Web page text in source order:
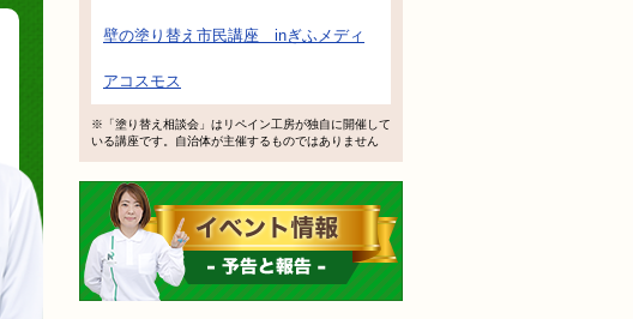
壁の塗り替え市民講座 inぎふメディ
アコスモス
※「塗り替え相談会」はリペイン工房が独自に開催して
いる講座です。自治体が主催するものではありません
小さな塗装工事でもお願いできますか？
相見積もりで検討するけど、いいですか？
概算金額を教えてもらえますか？
など、お気軽にお問い合わせください。
も営業